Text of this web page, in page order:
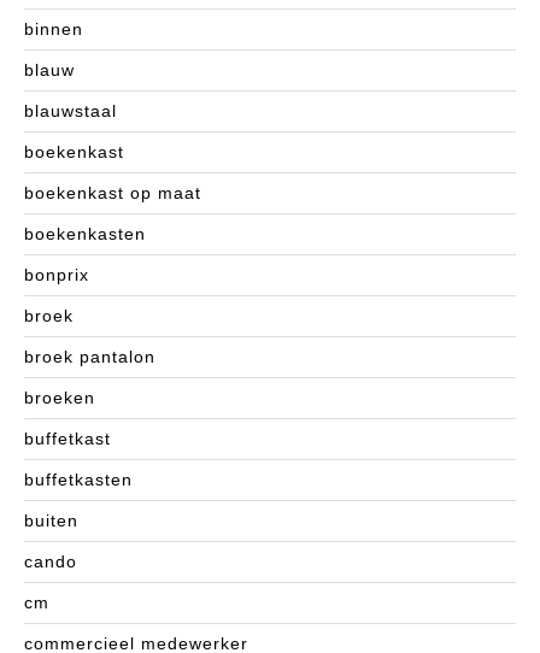
binnen
blauw
blauwstaal
boekenkast
boekenkast op maat
boekenkasten
bonprix
broek
broek pantalon
broeken
buffetkast
buffetkasten
buiten
cando
cm
commercieel medewerker